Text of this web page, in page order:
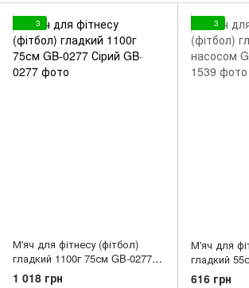
3
М'яч для фітнесу (фітбол)
гладкий 1100г 75см GB-0277
Сірий
1 018 грн
3
М'яч для
гладкий
1539 Сірий
616 грн